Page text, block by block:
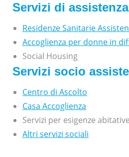
Servizi di
Residenze Sanitarie
Accoglienza per donne in
Social Housing
Servizi socio
Centro di Ascolto
Casa Accoglienza
Servizi per esigenze abitative
Altri servizi sociali